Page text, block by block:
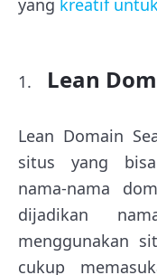
yang kreatif
Lean
Lean Domain
situs yang
nama-nama
dijadikan
menggunakan
cukup